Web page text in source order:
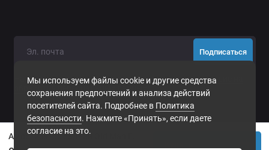
Мы используем файлы cookie и другие средства
сохранения предпочтений и анализа действий
посетителей сайта. Подробнее в Политика
безопасности. Нажмите «Принять», если даете
согласие на это.
Подписаться
Нажимая на кнопку «Подписаться», Вы даетесогласие на
обработку персональных данных.